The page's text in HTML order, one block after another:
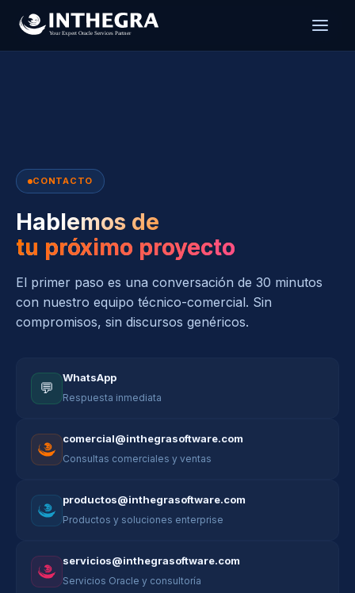
CONTACTO
Hablemos de
tu próximo proyecto
El primer paso es una conversación de 30 minutos
con nuestro equipo técnico-comercial. Sin
compromisos, sin discursos genéricos.
💬
WhatsApp
Respuesta inmediata
comercial@inthegrasoftware.com
Consultas comerciales y ventas
productos@inthegrasoftware.com
Productos y soluciones enterprise
servicios@inthegrasoftware.com
Servicios Oracle y consultoría